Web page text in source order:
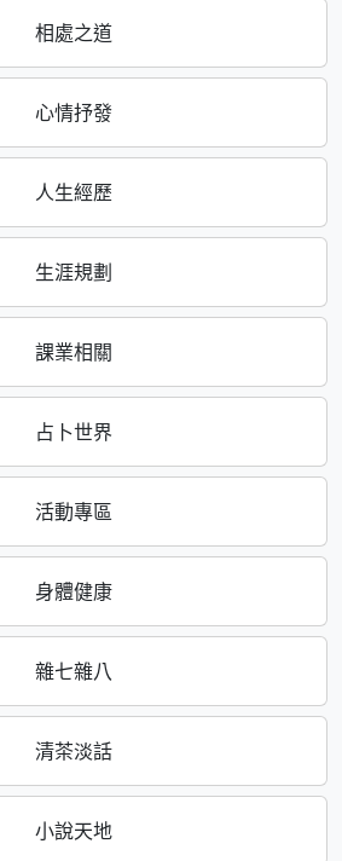
相處之道
心情抒發
人生經歷
生涯規劃
課業相關
占卜世界
活動專區
身體健康
雜七雜八
清茶淡話
小說天地